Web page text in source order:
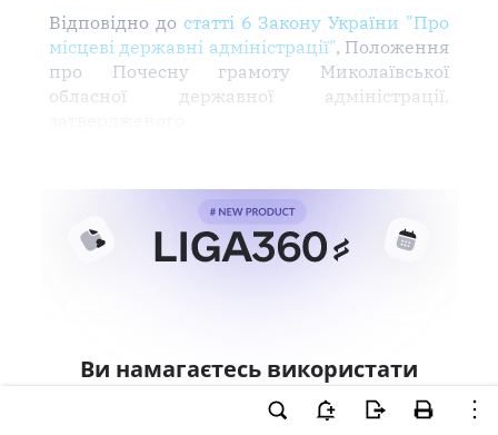
Відповідно до статті 6 Закону України "Про
місцеві державні адміністрації", Положення
про Почесну грамоту Миколаївської
обласної державної адміністрації,
Ви намагаєтесь використати
інструменти для професійної
роботи з документом.